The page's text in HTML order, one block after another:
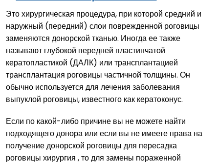
Это хирургическая процедура, при которой средний и
наружный (передний) слои поврежденной роговицы
заменяются донорской тканью. Иногда ее также
называют глубокой передней пластинчатой
кератопластикой (ДАЛК) или трансплантацией
трансплантация роговицы частичной толщины. Он
обычно используется для лечения заболевания
выпуклой роговицы, известного как кератоконус.
Если по какой-либо причине вы не можете найти
подходящего донора или если вы не имеете права на
получение донорской роговицы для пересадка
роговицы хирургия , то для замены пораженной